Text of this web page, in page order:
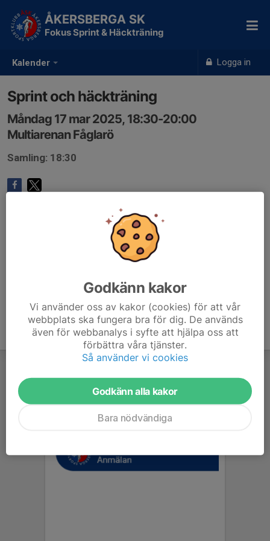
Kalender Logga in
ÅKERSBERGA SK
Fokus Sprint & Häckträning
Sprint och häckträning
Måndag 17 mar 2025, 18:30-20:00
Multiarenan Fåglarö
Samling: 18:30
Godkänn kakor
Vi använder oss av kakor (cookies) för att vår
webbplats ska fungera bra för dig. De används
även för webbanalys i syfte att hjälpa oss att
förbättra våra tjänster.
Så använder vi cookies
Godkänn alla kakor
Bara nödvändiga